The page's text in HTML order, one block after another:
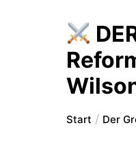
Start Der